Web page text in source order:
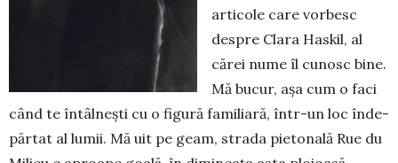
ar­ticole care vorbesc
despre Clara Has­kil, al
cărei nume îl cu­nosc bine.
Mă bucur, așa cum o faci
când te întâl­nești cu o figură familiară, într-un loc înde­
părtat al lumii. Mă uit pe geam, strada pietonală Rue du